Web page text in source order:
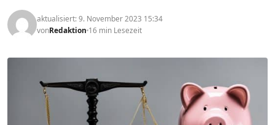
aktualisiert: 9. November 2023 15:34
vonRedaktion 16 min Lesezeit